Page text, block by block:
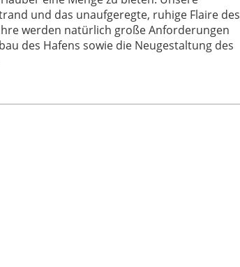
und das unaufgeregte, ruhige Flaire des
werden natürlich große Anforderungen
des Hafens sowie die Neugestaltung des